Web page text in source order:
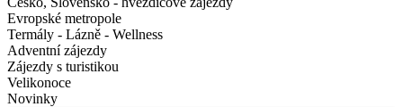
Evropské metropole
Termály - Lázně - Wellness
Adventní zájezdy
Zájezdy s turistikou
Velikonoce
Novinky